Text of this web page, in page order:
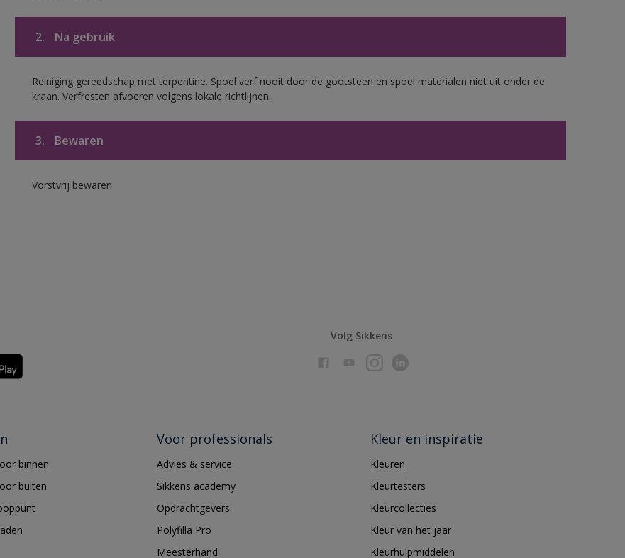
2. Na gebruik
Reiniging gereedschap met terpentine. Spoel verf nooit door de gootsteen en spoel materialen niet uit onder de
kraan. Verfresten afvoeren volgens lokale richtlijnen.
3. Bewaren
Vorstvrij bewaren
Volg Sikkens
binnen
buiten
Voor professionals
Advies & service
Sikkens academy
Opdrachtgevers
Polyfilla Pro
Meesterhand
Kleur en inspiratie
Kleuren
Kleurtesters
Kleurcollecties
Kleur van het jaar
Kleurhulpmiddelen